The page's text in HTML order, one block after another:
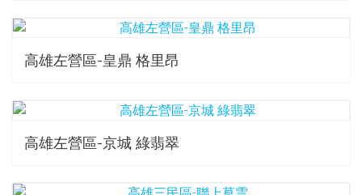
高雄左營區-皇鼎 格里昂
高雄左營區-京城 綠翡翠